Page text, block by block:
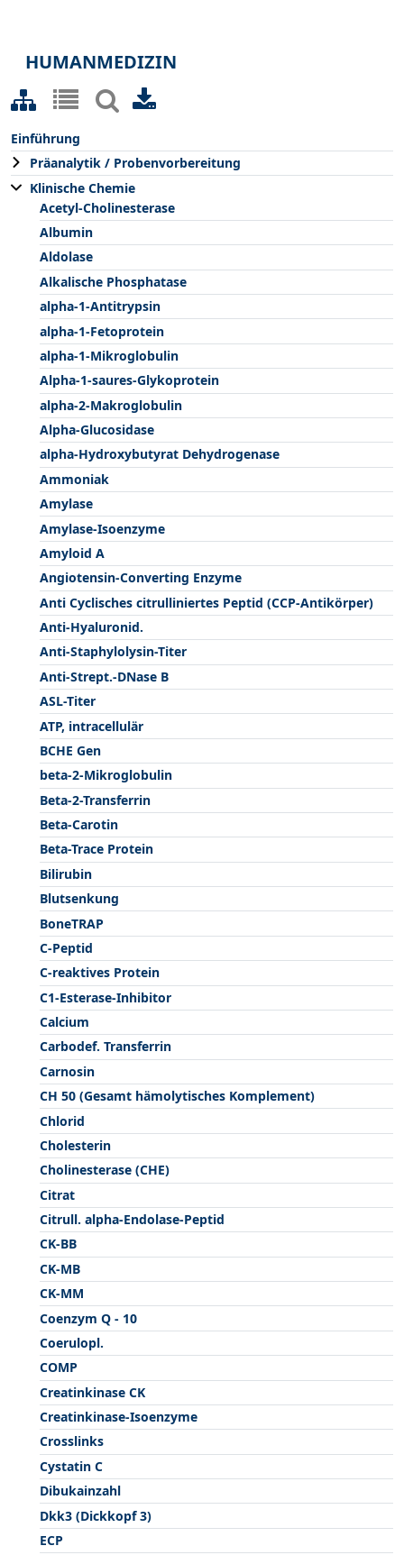
HUMANMEDIZIN
Einführung
Präanalytik / Probenvorbereitung
Klinische Chemie
Acetyl-Cholinesterase
Albumin
Aldolase
Alkalische Phosphatase
alpha-1-Antitrypsin
alpha-1-Fetoprotein
alpha-1-Mikroglobulin
Alpha-1-saures-Glykoprotein
alpha-2-Makroglobulin
Alpha-Glucosidase
alpha-Hydroxybutyrat Dehydrogenase
Ammoniak
Amylase
Amylase-Isoenzyme
Amyloid A
Angiotensin-Converting Enzyme
Anti Cyclisches citrulliniertes Peptid (CCP-Antikörper)
Anti-Hyaluronid.
Anti-Staphylolysin-Titer
Anti-Strept.-DNase B
ASL-Titer
ATP, intracellulär
BCHE Gen
beta-2-Mikroglobulin
Beta-2-Transferrin
Beta-Carotin
Beta-Trace Protein
Bilirubin
Blutsenkung
BoneTRAP
C-Peptid
C-reaktives Protein
C1-Esterase-Inhibitor
Calcium
Carbodef. Transferrin
Carnosin
CH 50 (Gesamt hämolytisches Komplement)
Chlorid
Cholesterin
Cholinesterase (CHE)
Citrat
Citrull. alpha-Endolase-Peptid
CK-BB
CK-MB
CK-MM
Coenzym Q - 10
Coerulopl.
COMP
Creatinkinase CK
Creatinkinase-Isoenzyme
Crosslinks
Cystatin C
Dibukainzahl
Dkk3 (Dickkopf 3)
ECP